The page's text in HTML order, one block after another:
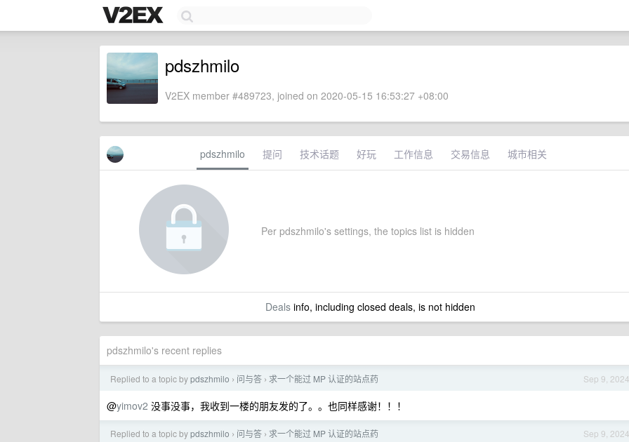
pdszhmilo
V2EX member #489723, joined on 2020-05-15 16:53:27 +08:00
pdszhmilo 提问 技术话题 好玩 工作信息 交易信息 城市相关
Per pdszhmilo's settings, the topics list is hidden
Dealsinfo, including closed deals, is not hidden
pdszhmilo's recent replies
Sep 9, 2024
Replied to a topic bypdszhmilo › 问与答 › 求一个能过 MP 认证的站点药
@yimov2 没事没事，我收到一楼的朋友发的了。。也同样感谢！！！
Sep 9, 2024
Replied to a topic bypdszhmilo › 问与答 › 求一个能过 MP 认证的站点药